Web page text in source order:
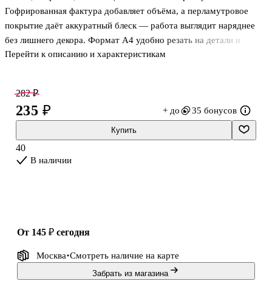
Гофрированная фактура добавляет объёма, а перламутровое
покрытие даёт аккуратный блеск — работа выглядит наряднее
без лишнего декора. Формат А4 удобно резать на детали и
использовать по шаблонам. В наборе 4 цвета, чтобы сочетать
Перейти к описанию и характеристикам
Холдинг
282 ₽
235 ₽ + до 35 бонусов
Купить
40
В наличии
от 145 ₽ сегодня
Москва Смотреть наличие на карте
Забрать из магазина